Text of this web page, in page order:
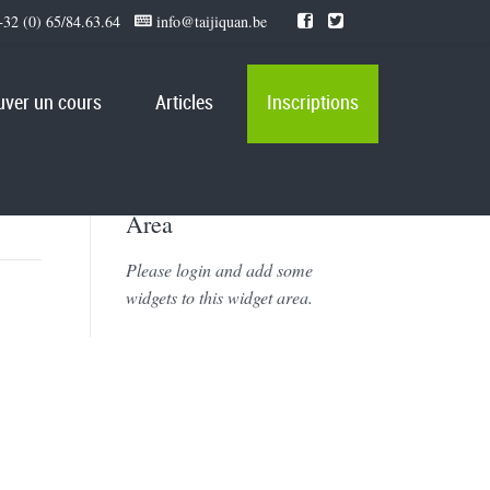
un cours Articles Inscriptions
Area
Please login and add some
widgets to this widget area.
(0) 65/84.63.64 info@taijiquan.be